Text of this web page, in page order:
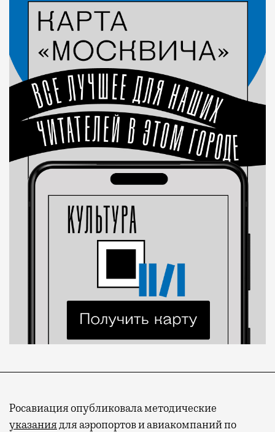
Росавиация опубликовала методические
указаниядля аэропортов и авиакомпаний по